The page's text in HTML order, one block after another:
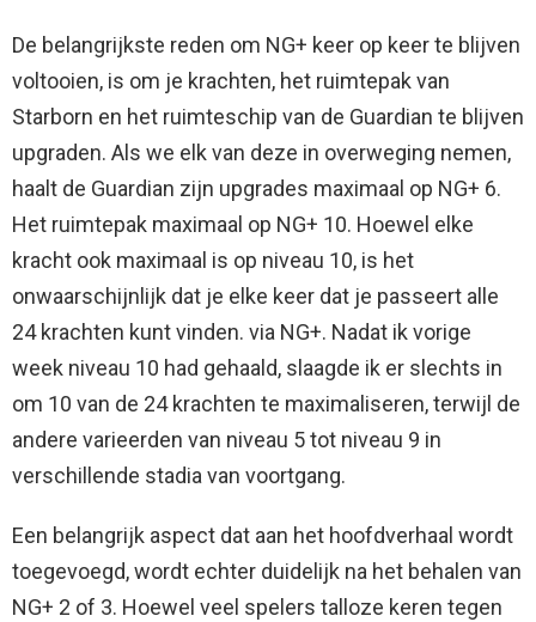
De belangrijkste reden om NG+ keer op keer te blijven
voltooien, is om je krachten, het ruimtepak van
Starborn en het ruimteschip van de Guardian te blijven
upgraden. Als we elk van deze in overweging nemen,
haalt de Guardian zijn upgrades maximaal op NG+ 6.
Het ruimtepak maximaal op NG+ 10. Hoewel elke
kracht ook maximaal is op niveau 10, is het
onwaarschijnlijk dat je elke keer dat je passeert alle
24 krachten kunt vinden. via NG+. Nadat ik vorige
week niveau 10 had gehaald, slaagde ik er slechts in
om 10 van de 24 krachten te maximaliseren, terwijl de
andere varieerden van niveau 5 tot niveau 9 in
verschillende stadia van voortgang.
Een belangrijk aspect dat aan het hoofdverhaal wordt
toegevoegd, wordt echter duidelijk na het behalen van
NG+ 2 of 3. Hoewel veel spelers talloze keren tegen